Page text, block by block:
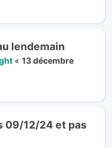
lendemain
« 13 décembre
09/12/24 et pas